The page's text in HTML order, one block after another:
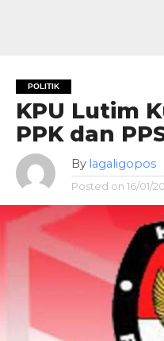
POLITIK
KPU Lutim
PPK dan
By lagaligopos
Posted on 16/01/